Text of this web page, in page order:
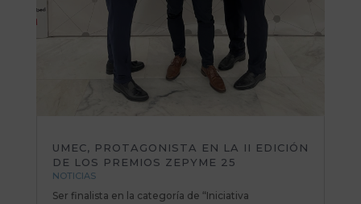
UMEC, PROTAGONISTA EN LA II EDICIÓN
DE LOS PREMIOS ZEPYME 25
NOTICIAS
Ser finalista en la categoría de “Iniciativa